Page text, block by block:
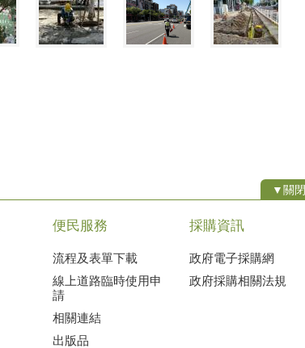
▼關閉
便民服務
流程及表單下載
線上道路臨時使用申
請
相關連結
出版品
採購資訊
政府電子採購網
政府採購相關法規